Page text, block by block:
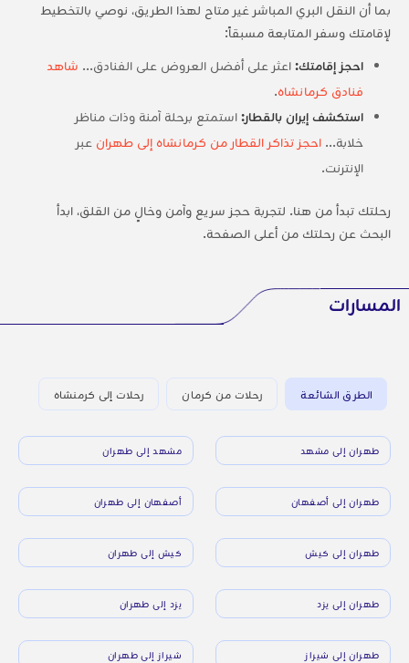
بما أن النقل البري المباشر غير متاح لهذا الطريق، نوصي بالتخطيط
لإقامتك وسفر المتابعة مسبقاً:
احجز إقامتك:اعثر على أفضل العروض على الفنادق... شاهد
فنادق كرمانشاه.
استكشف إيران بالقطار:استمتع برحلة آمنة وذات مناظر
خلابة... احجز تذاكر القطار من كرمانشاه إلى طهران عبر
الإنترنت.
رحلتك تبدأ من هنا. لتجربة حجز سريع وآمن وخالٍ من القلق، ابدأ
البحث عن رحلتك من أعلى الصفحة.
المسارات
الطرق الشائعة رحلات من كرمان رحلات إلى كرمنشاه
طهران إلى مشهد مشهد إلى طهران
طهران إلى أصفهان أصفهان إلى طهران
طهران إلى كيش كيش إلى طهران
طهران إلى يزد يزد إلى طهران
طهران إلى شيراز شيراز إلى طهران